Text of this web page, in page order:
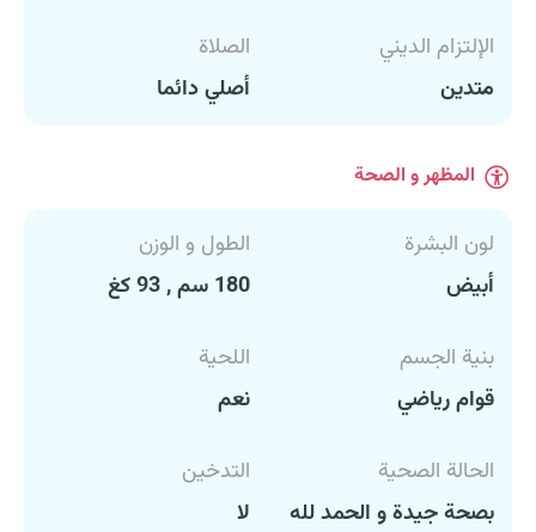
الإلتزام الديني
متدين
الصلاة
أصلي دائما
المظهر و الصحة
لون البشرة
أبيض
الطول و الوزن
180 سم , 93 كغ
بنية الجسم
قوام رياضي
اللحية
نعم
الحالة الصحية
بصحة جيدة و الحمد لله
التدخين
لا